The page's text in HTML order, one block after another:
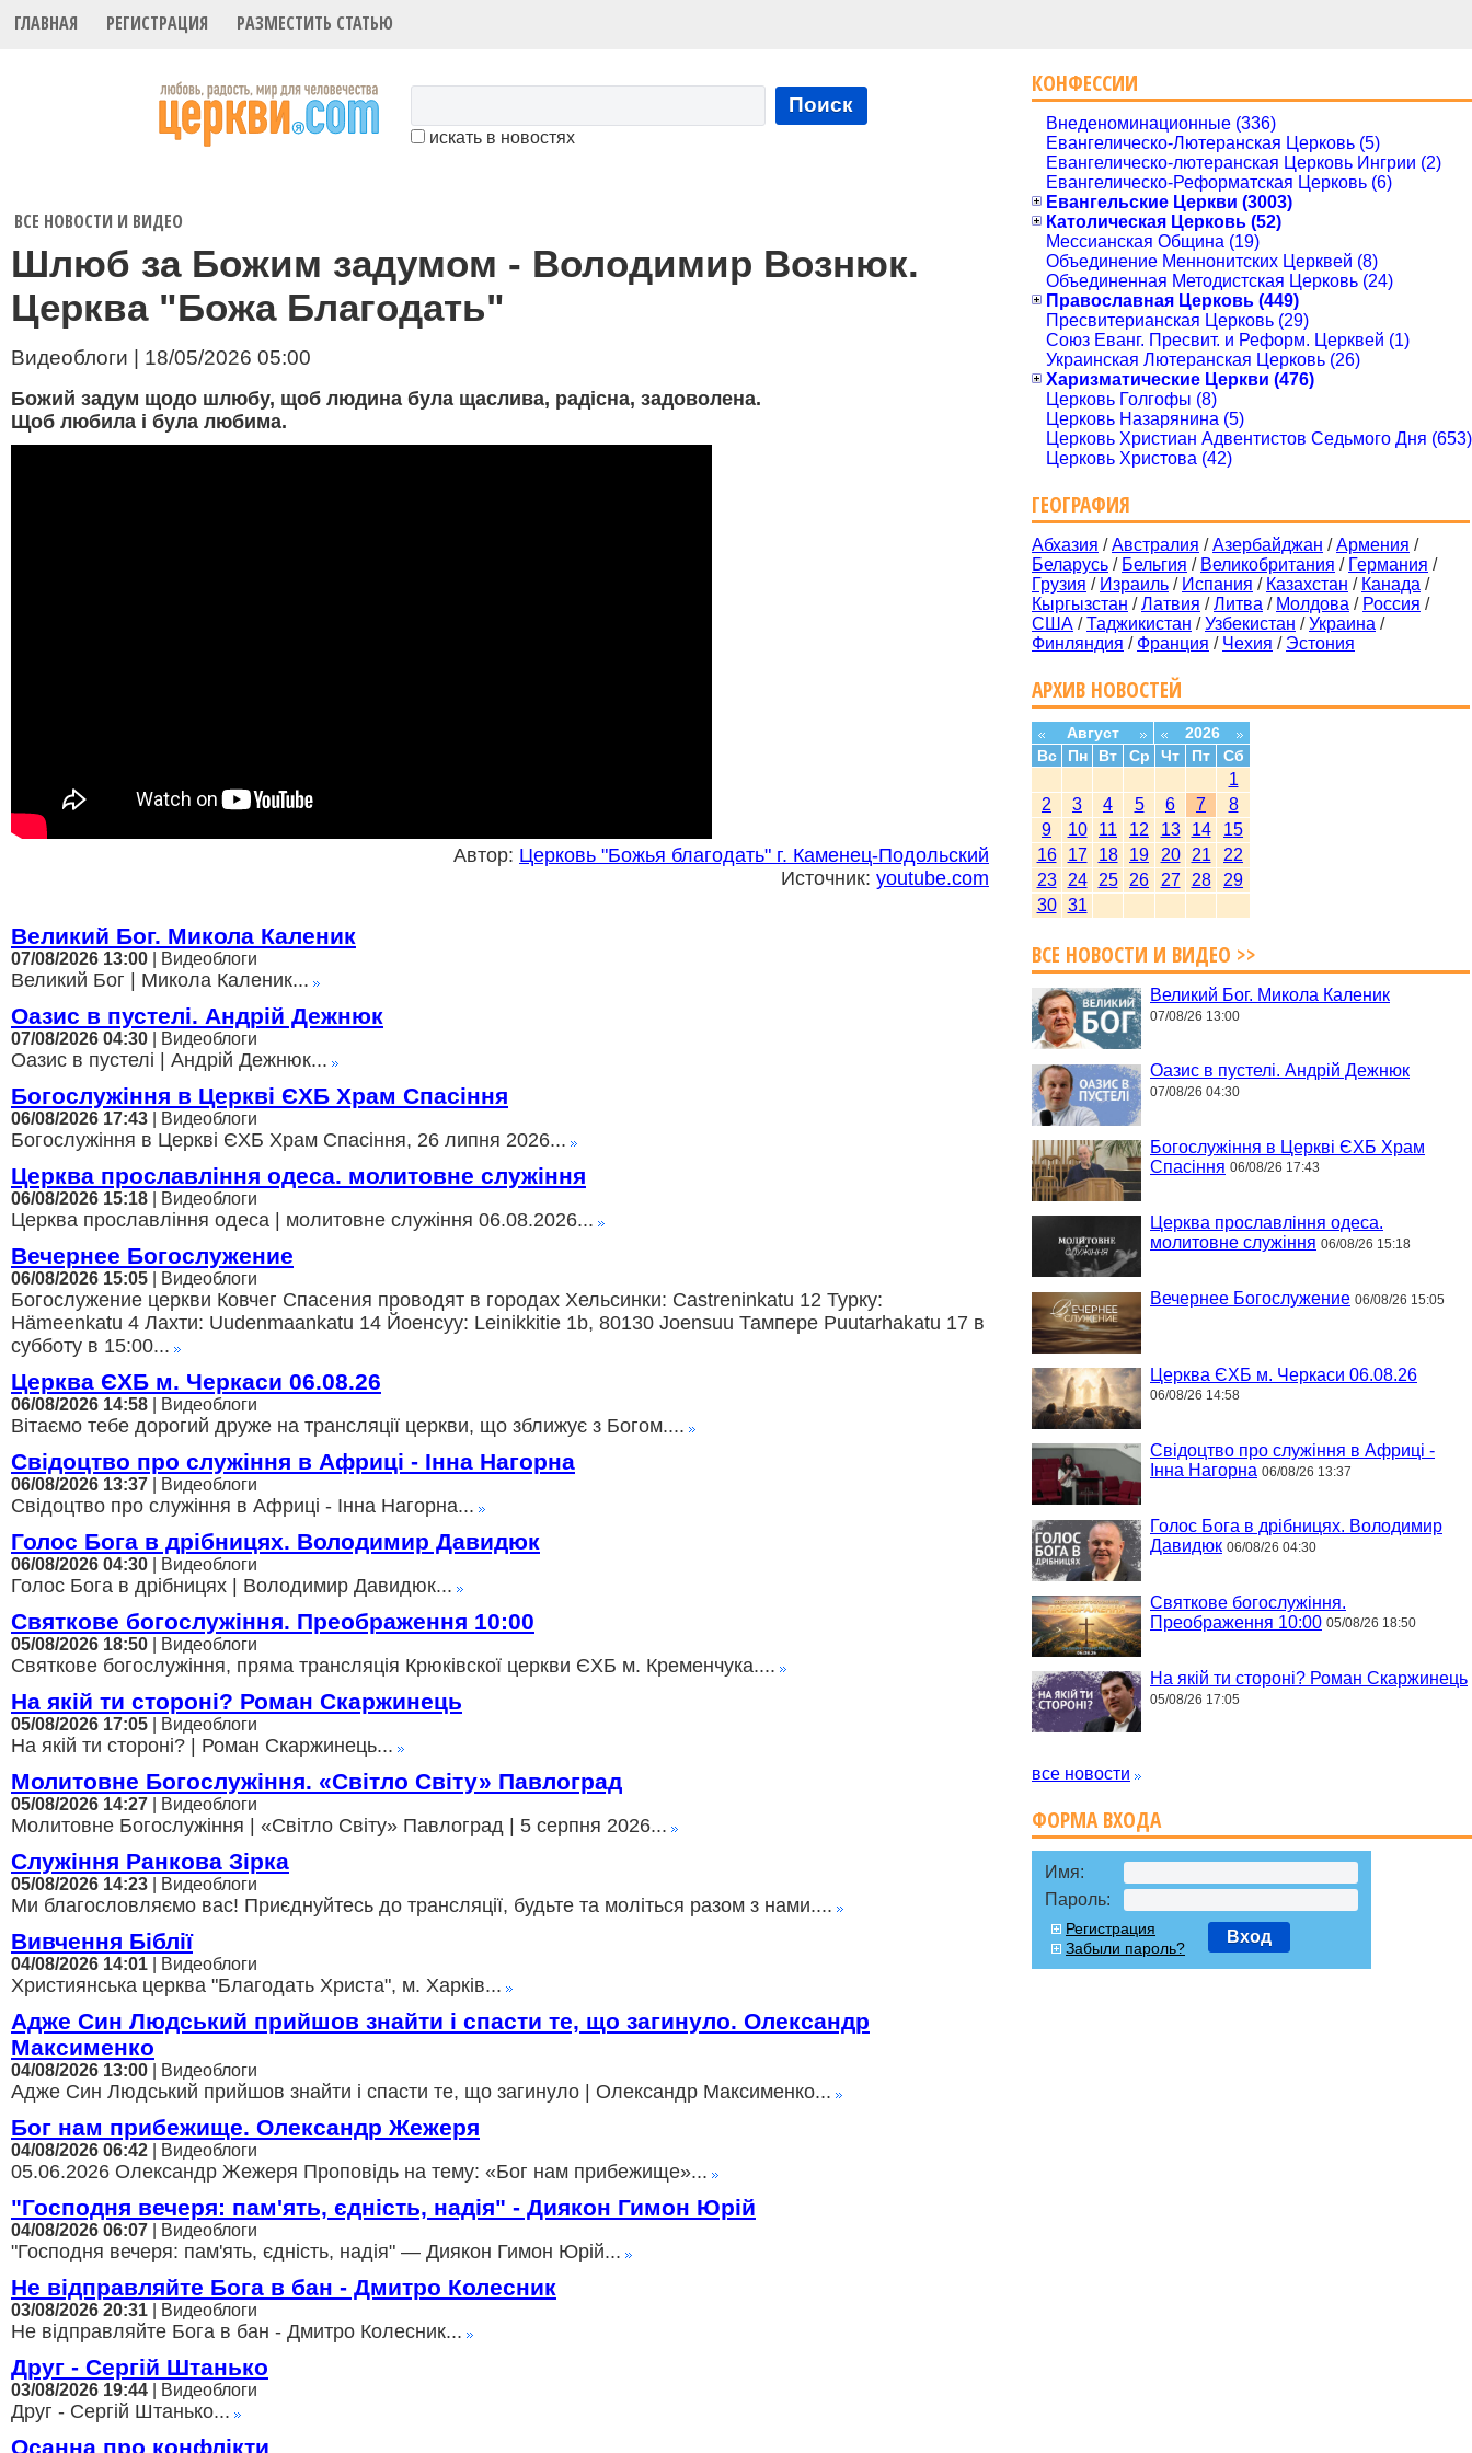
ГЛАВНАЯ РЕГИСТРАЦИЯ РАЗМЕСТИТЬ СТАТЬЮ
Поиск
искать в новостях
ВСЕ НОВОСТИ И ВИДЕО
Шлюб за Божим задумом - Володимир Вознюк.
Церква "Божа Благодать"
Видеоблоги | 18/05/2026 05:00
Божий задум щодо шлюбу, щоб людина була щаслива, радісна, задоволена.
Щоб любила і була любима.
Автор: Церковь "Божья благодать" г. Каменец-Подольский
Источник: youtube.com
Великий Бог. Микола Каленик
07/08/2026 13:00 | Видеоблоги
Великий Бог | Микола Каленик...
Оазис в пустелі. Андрій Дежнюк
07/08/2026 04:30 | Видеоблоги
Оазис в пустелі | Андрій Дежнюк...
Богослужіння в Церкві ЄХБ Храм Спасіння
06/08/2026 17:43 | Видеоблоги
Богослужіння в Церкві ЄХБ Храм Спасіння, 26 липня 2026...
Церква прославління одеса. молитовне служіння
06/08/2026 15:18 | Видеоблоги
Церква прославління одеса | молитовне служіння 06.08.2026...
Вечернее Богослужение
06/08/2026 15:05 | Видеоблоги
Богослужение церкви Ковчег Спасения проводят в городах Хельсинки: Castreninkatu 12 Турку:
Hämeenkatu 4 Лахти: Uudenmaankatu 14 Йоенсуу: Leinikkitie 1b, 80130 Joensuu Тампере Puutarhakatu 17 в
субботу в 15:00...
Церква ЄХБ м. Черкаси 06.08.26
06/08/2026 14:58 | Видеоблоги
Вітаємо тебе дорогий друже на трансляції церкви, що зближує з Богом....
Свідоцтво про служіння в Африці - Інна Нагорна
06/08/2026 13:37 | Видеоблоги
Свідоцтво про служіння в Африці - Інна Нагорна...
Голос Бога в дрібницях. Володимир Давидюк
06/08/2026 04:30 | Видеоблоги
Голос Бога в дрібницях | Володимир Давидюк...
Святкове богослужіння. Преображення 10:00
05/08/2026 18:50 | Видеоблоги
Святкове богослужіння, пряма трансляція Крюківскої церкви ЄХБ м. Кременчука....
На якій ти стороні? Роман Скаржинець
05/08/2026 17:05 | Видеоблоги
На якій ти стороні? | Роман Скаржинець...
Молитовне Богослужіння. «Світло Світу» Павлоград
05/08/2026 14:27 | Видеоблоги
Молитовне Богослужіння | «Світло Світу» Павлоград | 5 серпня 2026...
Служіння Ранкова Зірка
05/08/2026 14:23 | Видеоблоги
Ми благословляємо вас! Приєднуйтесь до трансляції, будьте та моліться разом з нами....
Вивчення Біблії
04/08/2026 14:01 | Видеоблоги
Християнська церква "Благодать Христа", м. Харків...
Адже Син Людський прийшов знайти і спасти те, що загинуло. Олександр
Максименко
04/08/2026 13:00 | Видеоблоги
Адже Син Людський прийшов знайти і спасти те, що загинуло | Олександр Максименко...
Бог нам прибежище. Олександр Жежеря
04/08/2026 06:42 | Видеоблоги
05.06.2026 Олександр Жежеря Проповідь на тему: «Бог нам прибежище»...
"Господня вечеря: пам'ять, єдність, надія" - Диякон Гимон Юрій
04/08/2026 06:07 | Видеоблоги
"Господня вечеря: пам'ять, єдність, надія" — Диякон Гимон Юрій...
Не відправляйте Бога в бан - Дмитро Колесник
03/08/2026 20:31 | Видеоблоги
Не відправляйте Бога в бан - Дмитро Колесник...
Друг - Сергій Штанько
03/08/2026 19:44 | Видеоблоги
Друг - Сергій Штанько...
Осанна про конфлікти
КОНФЕССИИ
Внеденоминационные (336)
Евангелическо-Лютеранская Церковь (5)
Евангелическо-лютеранская Церковь Ингрии (2)
Евангелическо-Реформатская Церковь (6)
Евангельские Церкви (3003)
Католическая Церковь (52)
Мессианская Община (19)
Объединение Меннонитских Церквей (8)
Объединенная Методистская Церковь (24)
Православная Церковь (449)
Пресвитерианская Церковь (29)
Союз Еванг. Пресвит. и Реформ. Церквей (1)
Украинская Лютеранская Церковь (26)
Харизматические Церкви (476)
Церковь Голгофы (8)
Церковь Назарянина (5)
Церковь Христиан Адвентистов Седьмого Дня (653)
Церковь Христова (42)
ГЕОГРАФИЯ
Абхазия /Австралия /Азербайджан /Армения /
Беларусь / Бельгия / Великобритания / Германия /
Грузия / Израиль / Испания / Казахстан / Канада /
Кыргызстан /Латвия /Литва / Молдова / Россия /
США /Таджикистан /Узбекистан /Украина /
Финляндия / Франция / Чехия / Эстония
АРХИВ НОВОСТЕЙ
Август
2026
Вс
Пн Вт Ср Чт Пт Сб
1
2
3 4 5 6 7
8
9
10 11 12 13 14
15
16
17 18 19 20 21
22
23
24 25 26 27 28
29
30
31
ВСЕ НОВОСТИ И ВИДЕО >>
Великий Бог. Микола Каленик
07/08/26 13:00
Оазис в пустелі. Андрій Дежнюк
07/08/26 04:30
Богослужіння в Церкві ЄХБ Храм
Спасіння 06/08/26 17:43
Церква прославління одеса.
молитовне служіння 06/08/26 15:18
Вечернее Богослужение 06/08/26 15:05
Церква ЄХБ м. Черкаси 06.08.26
06/08/26 14:58
Свідоцтво про служіння в Африці -
Інна Нагорна 06/08/26 13:37
Голос Бога в дрібницях. Володимир
Давидюк 06/08/26 04:30
Святкове богослужіння.
Преображення 10:00 05/08/26 18:50
На якій ти стороні? Роман Скаржинець
05/08/26 17:05
все новости
ФОРМА ВХОДА
Имя:
Пароль:
Регистрация
Забыли пароль?
Вход